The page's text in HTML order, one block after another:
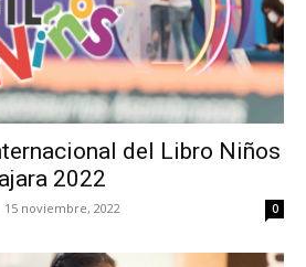
del Libro Niños
2022
15 noviembre, 2022 0